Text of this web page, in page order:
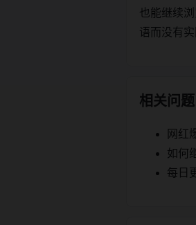
也能继续
语而没有实
相关问题
网红
如何
每日